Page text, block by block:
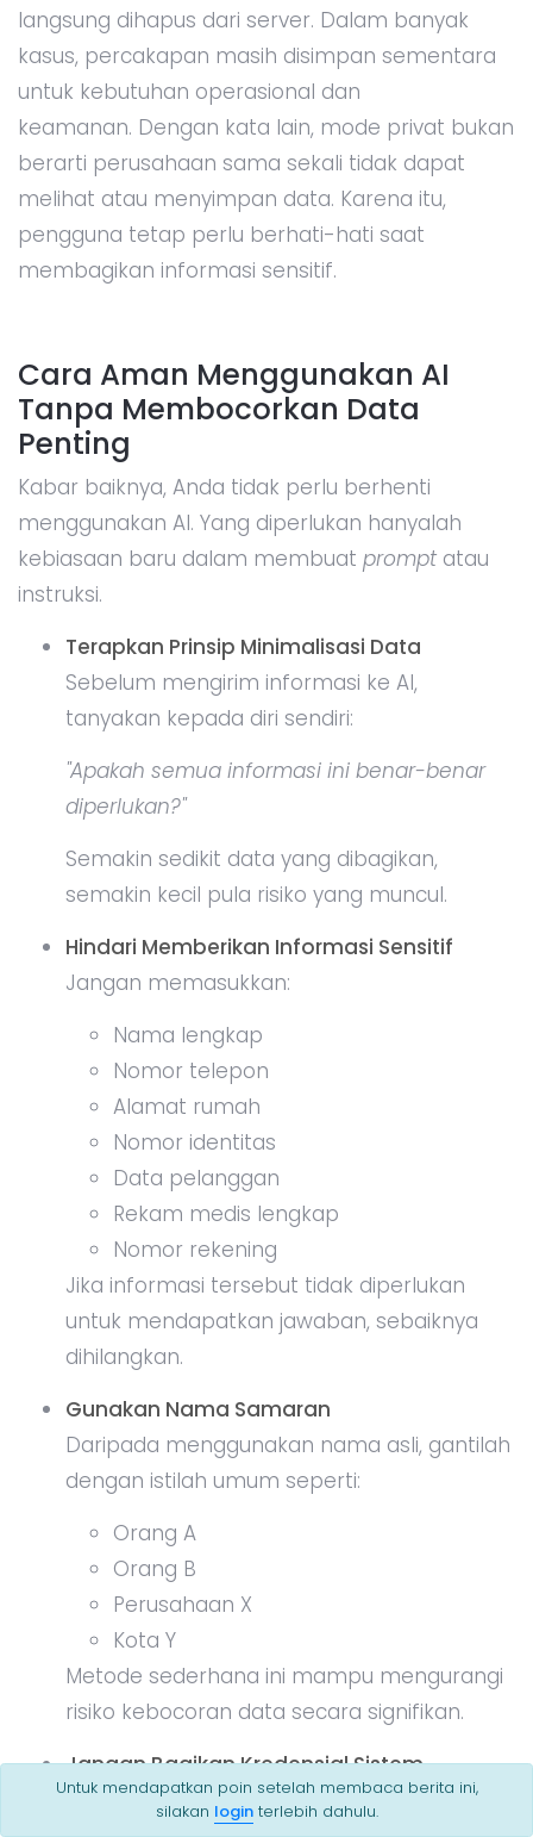
langsung dihapus dari server. Dalam banyak
kasus, percakapan masih disimpan sementara
untuk kebutuhan operasional dan
keamanan. Dengan kata lain, mode privat bukan
berarti perusahaan sama sekali tidak dapat
melihat atau menyimpan data. Karena itu,
pengguna tetap perlu berhati-hati saat
membagikan informasi sensitif.
Cara Aman Menggunakan AI
Tanpa Membocorkan Data
Penting
Kabar baiknya, Anda tidak perlu berhenti
menggunakan AI. Yang diperlukan hanyalah
kebiasaan baru dalam membuat prompt atau
instruksi.
Terapkan Prinsip Minimalisasi Data
Sebelum mengirim informasi ke AI,
tanyakan kepada diri sendiri:
"Apakah semua informasi ini benar-benar
diperlukan?"
Semakin sedikit data yang dibagikan,
semakin kecil pula risiko yang muncul.
Hindari Memberikan Informasi Sensitif
Jangan memasukkan:
Nama lengkap
Nomor telepon
Alamat rumah
Nomor identitas
Data pelanggan
Rekam medis lengkap
Nomor rekening
Jika informasi tersebut tidak diperlukan
untuk mendapatkan jawaban, sebaiknya
dihilangkan.
Gunakan Nama Samaran
Daripada menggunakan nama asli, gantilah
dengan istilah umum seperti:
Orang A
Orang B
Perusahaan X
Kota Y
Metode sederhana ini mampu mengurangi
risiko kebocoran data secara signifikan.
Jangan Bagikan Kredensial Sistem
Bagi programmer dan pengembang
Untuk mendapatkan poin setelah membaca berita ini,
silakan loginterlebih dahulu.